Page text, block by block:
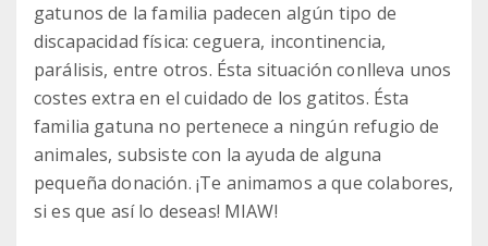
gatunos de la familia padecen algún tipo de
discapacidad física: ceguera, incontinencia,
parálisis, entre otros. Ésta situación conlleva unos
costes extra en el cuidado de los gatitos. Ésta
familia gatuna no pertenece a ningún refugio de
animales, subsiste con la ayuda de alguna
pequeña donación. ¡Te animamos a que colabores,
si es que así lo deseas! MIAW!